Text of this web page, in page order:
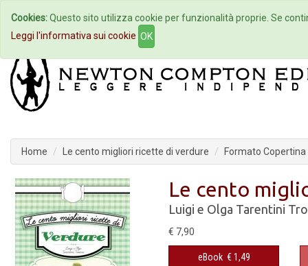
Home Autori Eventi
Home Le cento migliori ricette di verdure Formato
Le cento
Luigi e Olga Tarentini
€ 7,90
eBook € 1,49
Cookies:Questo sito utilizza cookie per funzionalità proprie. Se
Leggi l'informativa sui cookie OK